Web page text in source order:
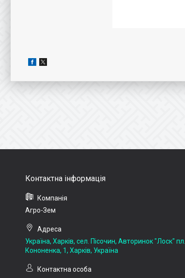
Агро-Зем
Україна, Харків, сел. Пісочин, Авторинок "Лоск" пл.
Кононенка, 1, Харків, Україна